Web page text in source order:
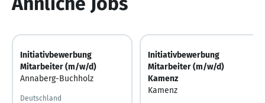
Initiativbewerbung
Mitarbeiter (m/w/d)
Annaberg-Buchholz
Deutschland
Initiativbewerbung
Mitarbeiter (m/w/d)
Kamenz
Kamenz